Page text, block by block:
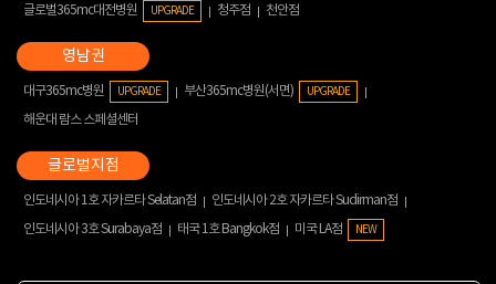
글로벌365mc대전병원 UPGRADE 청주점 천안점
대구365mc병원 UPGRADE 부산365mc병원(서면) UPGRADE
해운대 람스 스페셜센터
인도네시아 1호 자카르타 Selatan점
인도네시아 2호 자카르타 Sudirman점
인도네시아 3호 Surabaya점
태국 1호 Bangkok점 미국 LA점 NEW